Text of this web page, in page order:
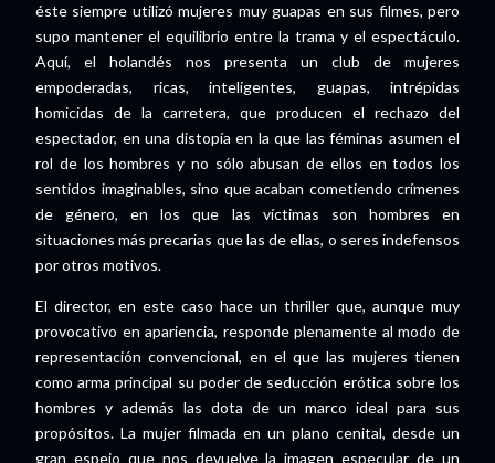
éste siempre utilizó mujeres muy guapas en sus filmes, pero
supo mantener el equilibrio entre la trama y el espectáculo.
Aquí, el holandés nos presenta un club de mujeres
empoderadas, ricas, inteligentes, guapas, intrépidas
homicidas de la carretera, que producen el rechazo del
espectador, en una distopía en la que las féminas asumen el
rol de los hombres y no sólo abusan de ellos en todos los
sentidos imaginables, sino que acaban cometiendo crímenes
de género, en los que las víctimas son hombres en
situaciones más precarias que las de ellas, o seres indefensos
por otros motivos.
El director, en este caso hace un thriller que, aunque muy
provocativo en apariencia, responde plenamente al modo de
representación convencional, en el que las mujeres tienen
como arma principal su poder de seducción erótica sobre los
hombres y además las dota de un marco ideal para sus
propósitos. La mujer filmada en un plano cenital, desde un
gran espejo que nos devuelve la imagen especular de un